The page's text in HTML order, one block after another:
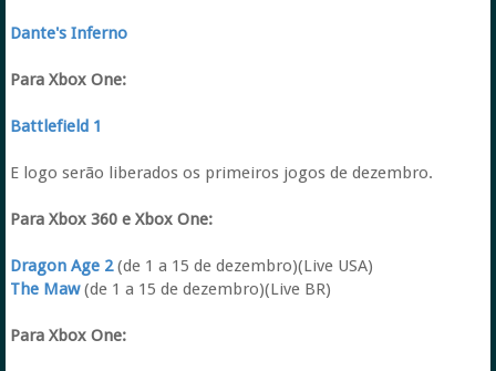
Dante's Inferno
Para Xbox One:
Battlefield 1
E logo serão liberados os primeiros jogos de dezembro.
Para Xbox 360 e Xbox One:
Dragon Age 2(de 1 a 15 de dezembro)(Live USA)
The Maw(de 1 a 15 de dezembro)(Live BR)
Para Xbox One: